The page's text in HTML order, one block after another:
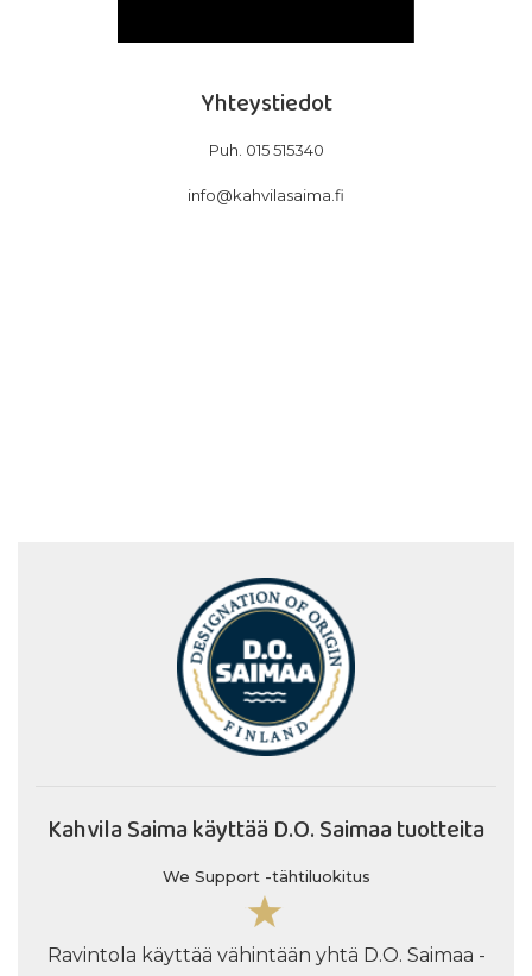
Yhteystiedot
Puh. 015 515340
info@kahvilasaima.fi
Kahvila Saima käyttää D.O. Saimaa tuotteita
We Support -tähtiluokitus
Ravintola käyttää vähintään yhtä D.O. Saimaa -